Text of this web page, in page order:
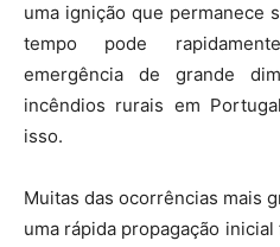
uma ignição que permanece
tempo pode
emergência de grande
incêndios rurais em
isso.
Muitas das ocorrências mais
uma rápida propagação